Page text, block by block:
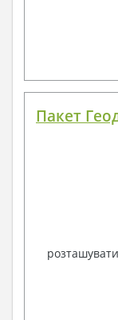
Пакет